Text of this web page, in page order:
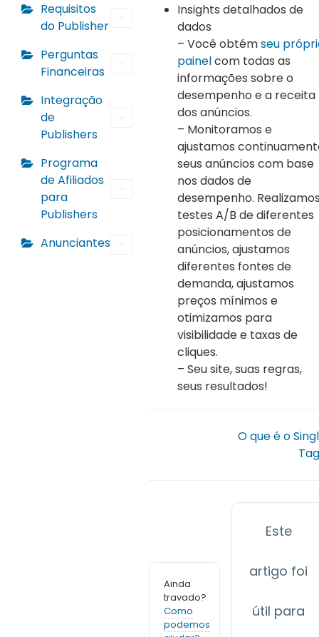
Requisitos
do Publisher
Perguntas
Financeiras
Integração
de
Publishers
Programa
de Afiliados
para
Publishers
Anunciantes
Insights detalhados de
dados
– Você obtémseu
painelcom todas as
informações sobre o
desempenho e a receita
dos anúncios.
– Monitoramos e
ajustamos
seus anúncios com base
nos dados de
desempenho.
testes A/B de diferentes
posicionamentos de
anúncios, ajustamos
diferentes fontes de
demanda, ajustamos
preços mínimos e
otimizamos para
visibilidade e taxas de
cliques.
– Seu site, suas regras,
seus resultados!
O que é o
Ainda
travado?
Como
podemos
Este
artigo foi
útil para